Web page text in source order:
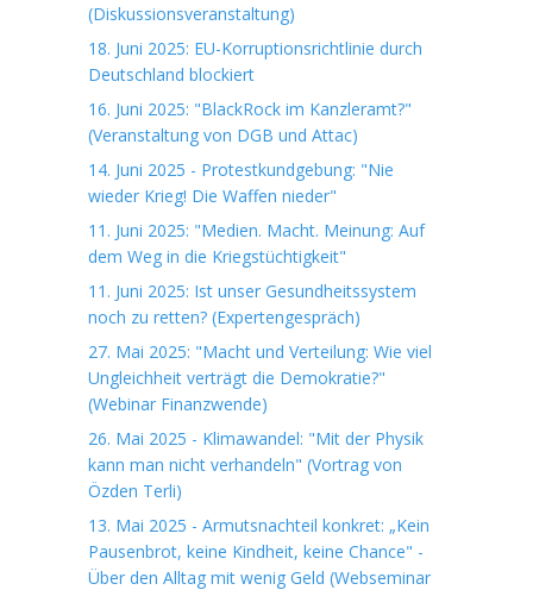
(Diskussionsveranstaltung)
18. Juni 2025: EU-Korruptionsrichtlinie durch
Deutschland blockiert
16. Juni 2025: "BlackRock im Kanzleramt?"
(Veranstaltung von DGB und Attac)
14. Juni 2025 - Protestkundgebung: "Nie
wieder Krieg! Die Waffen nieder"
11. Juni 2025: "Medien. Macht. Meinung: Auf
dem Weg in die Kriegstüchtigkeit"
11. Juni 2025: Ist unser Gesundheitssystem
noch zu retten? (Expertengespräch)
27. Mai 2025: "Macht und Verteilung: Wie viel
Ungleichheit verträgt die Demokratie?"
(Webinar Finanzwende)
26. Mai 2025 - Klimawandel: "Mit der Physik
kann man nicht verhandeln" (Vortrag von
Özden Terli)
13. Mai 2025 - Armutsnachteil konkret: „Kein
Pausenbrot, keine Kindheit, keine Chance" -
Über den Alltag mit wenig Geld (Webseminar